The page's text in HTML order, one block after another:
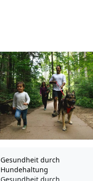
Gesundheit durch
Hundehaltung